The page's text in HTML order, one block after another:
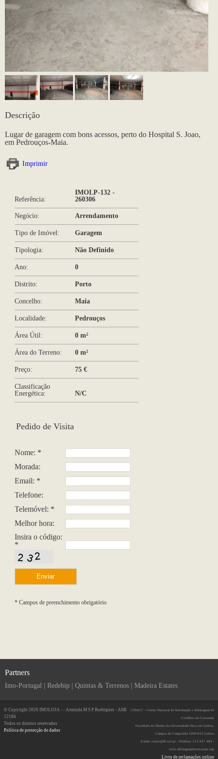
Descrição
Lugar de garagem com bons acessos, perto do Hospital S. Joao,
em Pedrouços-Maia.
Imprimir
Referência:
IMOLP-132 -
260306
Negócio: Arrendamento
Tipo de Imóvel: Garagem
Tipologia: Não Definido
Ano: 0
Distrito: Porto
Concelho: Maia
Localidade: Pedrouços
Área Útil: 0 m²
Área do Terreno: 0 m²
Preço: 75 €
Classificação
Energética:
N/C
Pedido de Visita
Nome: *
Morada:
Email: *
Telefone:
Telemóvel: *
Melhor hora:
Insira o código:
*
* Campos de preenchimento obrigatório
Partners
Imo-Portugal Redebip Quintas & Terrenos Madeira Estates
© Copyright 2026 IMOLOJA - - Arminda M S P Rodrigues - AMI
12186
Todos os direitos reservados
Política de protecção de dados
CNIACC - Centro Nacional de Informação e Arbitragem de
Conflitos de Consumo
Faculdade de Direito da Universidade Nova de Lisboa.
Campus de Campolide 1099-032 Lisboa
E-mail: cniacc@fd.unl.pt - Telefone: 213 847 484 -
www.arbitragemdeconsumo.org
Livro de reclamações online